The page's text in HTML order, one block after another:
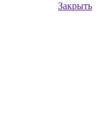
Закрыть